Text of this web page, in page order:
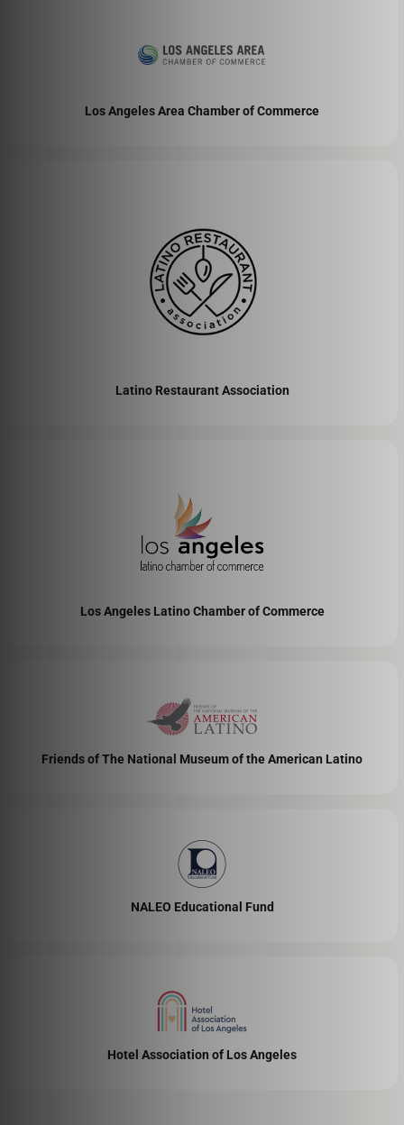
Los Angeles Area Chamber of Commerce
Latino Restaurant Association
Los Angeles Latino Chamber of Commerce
Friends of The National Museum of the American Latino
NALEO Educational Fund
Hotel Association of Los Angeles